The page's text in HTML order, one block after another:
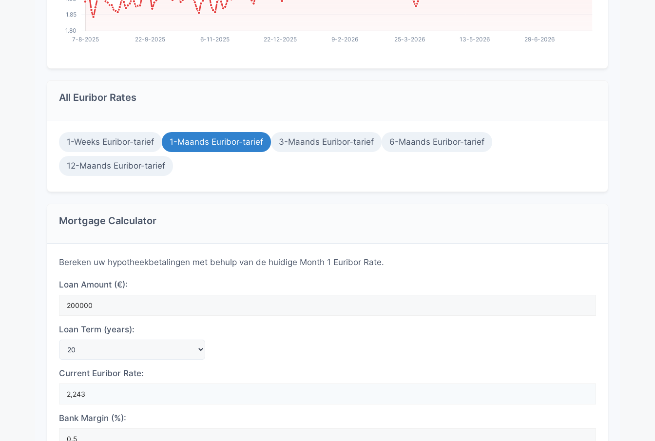
All Euribor Rates
1-Weeks Euribor-tarief 1-Maands Euribor-tarief 3-Maands Euribor-tarief 6-Maands Euribor-tarief
12-Maands Euribor-tarief
Mortgage Calculator
Bereken uw hypotheekbetalingen met behulp van de huidige Month 1 Euribor Rate.
Loan Amount (€):
Loan Term (years):
Current Euribor Rate:
Bank Margin (%):